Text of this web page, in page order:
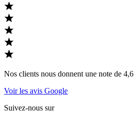
Nos clients nous donnent une note de
Voir les avis Google
Suivez-nous sur